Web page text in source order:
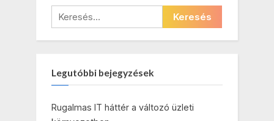
Keresés:
Legutóbbi bejegyzések
Rugalmas IT háttér a változó üzleti